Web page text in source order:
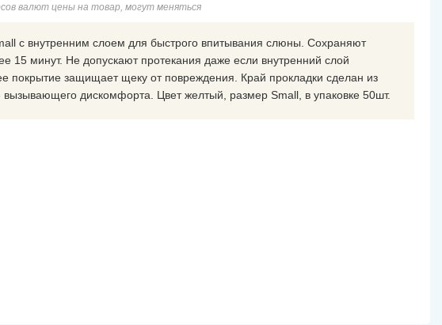
валют цены на товар, могут меняться
с внутренним слоем для быстрого впитывания слюны. Сохраняют
15 минут. Не допускают протекания даже если внутренний слой
покрытие защищает щеку от повреждения. Край прокладки сделан из
вызывающего дискомфорта. Цвет желтый, размер Small, в упаковке 50шт.